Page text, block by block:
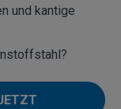
und kantige